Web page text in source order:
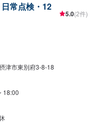
常点検・12
5.0(2件)
津市東別府3-8-18
18:00